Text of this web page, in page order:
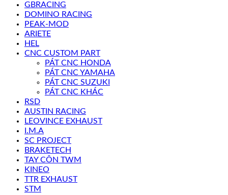
GBRACING
DOMINO RACING
PEAK-MOD
ARIETE
HEL
CNC CUSTOM PART
PÁT CNC HONDA
PÁT CNC YAMAHA
PÁT CNC SUZUKI
PÁT CNC KHÁC
RSD
AUSTIN RACING
LEOVINCE EXHAUST
I.M.A
SC PROJECT
BRAKETECH
TAY CÔN TWM
KINEO
TTR EXHAUST
STM